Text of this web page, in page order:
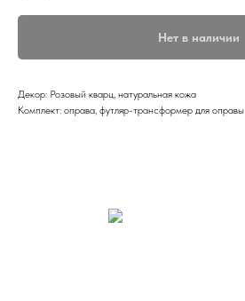
Нет в наличии
Декор: Розовый кварц, натуральная кожа
Комплект: оправа, футляр-трансформер для оправы